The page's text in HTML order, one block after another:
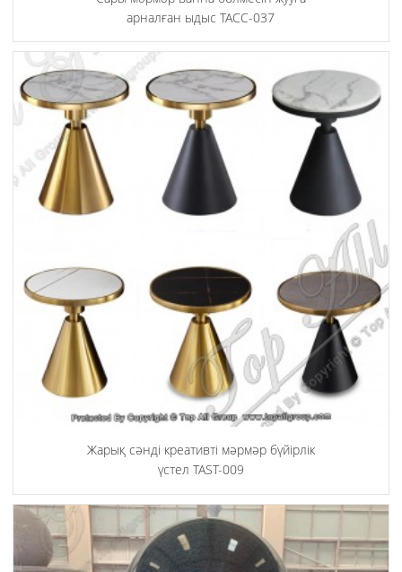
арналған ыдыс ТАСС-037
Жарық сәнді креативті мәрмәр бүйірлік
үстел TAST-009